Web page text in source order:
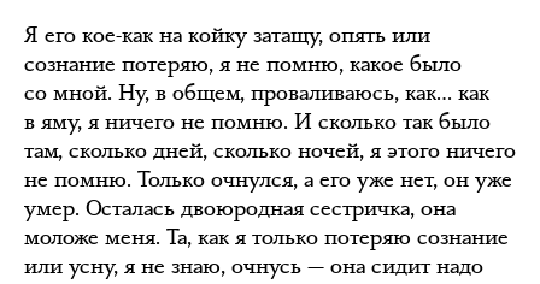
Я его кое-как на койку затащу, опять или
сознание потеряю, я не помню, какое было
со мной. Ну, в общем, проваливаюсь, как… как
в яму, я ничего не помню. И сколько так было
там, сколько дней, сколько ночей, я этого ничего
не помню. Только очнулся, а его уже нет, он уже
умер. Осталась двоюродная сестричка, она
моложе меня. Та, как я только потеряю сознание
или усну, я не знаю, очнусь — она сидит надо